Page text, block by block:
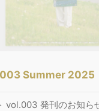
Summer 2025
vol.003 発刊のお知ら